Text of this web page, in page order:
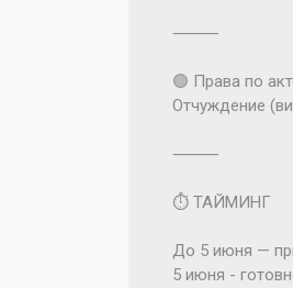
⸻
🟢 Права по
Отчуждение
⸻
⏱️ ТАЙМИНГ
До 5 июня —
5 июня -